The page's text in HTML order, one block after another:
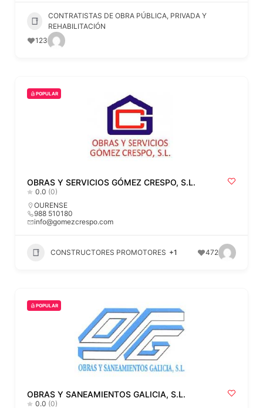
CONTRATISTAS DE OBRA PÚBLICA, PRIVADA Y
REHABILITACIÓN
123
POPULAR
OBRAS Y SERVICIOS GÓMEZ CRESPO, S.L.
0.0 (0)
OURENSE
988 510180
info@gomezcrespo.com
CONSTRUCTORES PROMOTORES +1 472
POPULAR
OBRAS Y SANEAMIENTOS GALICIA, S.L.
0.0 (0)